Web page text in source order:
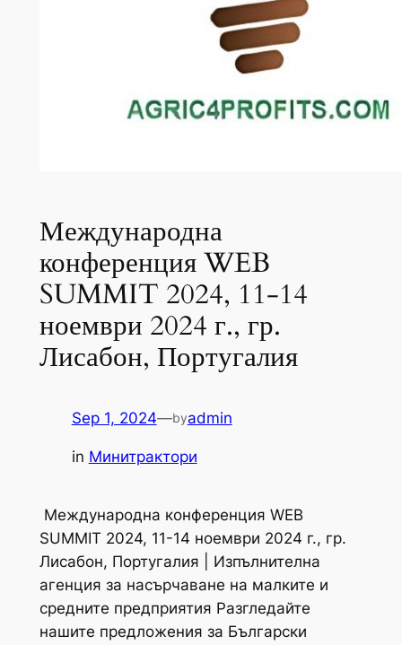
Международна
конференция WEB
SUMMIT 2024, 11-14
ноември 2024 г., гр.
Лисабон, Португалия
Sep 1, 2024—byadmin
in Минитрактори
Международна конференция WEB
SUMMIT 2024, 11-14 ноември 2024 г., гр.
Лисабон, Португалия | Изпълнителна
агенция за насърчаване на малките и
средните предприятия Разгледайте
нашите предложения за Български